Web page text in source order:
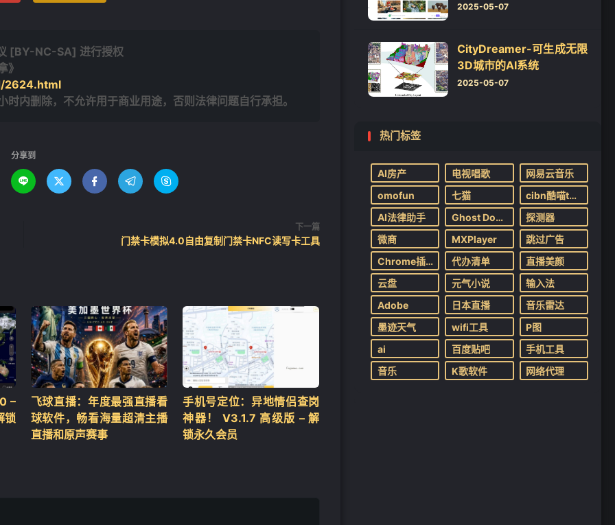
[BY-NC-SA] 进行授权
》
2624.html
内删除，不允许用于商业用途，否则法律问题自行承担。
分享到
    
下一篇
门禁卡模拟4.0自由复制门禁卡NFC读写卡工具
–
锁
飞球直播：年度最强直播看
球软件，畅看海量超清主播
直播和原声赛事
手机号定位：异地情侣查岗
神器！ V3.1.7 高级版 – 解
锁永久会员
2025-05-07
CityDreamer-可生成无限
3D城市的AI系统
2025-05-07
热门标签
AI房产 电视唱歌
网易云音乐
omofun
七猫
cibn酷喵tv版
AI法律助手
Ghost Downloader
探测器
微商
MXPlayer
跳过广告
Chrome插件
代办清单
直播美颜
云盘
元气小说
输入法
Adobe
日本直播
音乐雷达
墨迹天气
wifi工具
P图
ai
百度贴吧
手机工具
音乐
K歌软件 网络代理